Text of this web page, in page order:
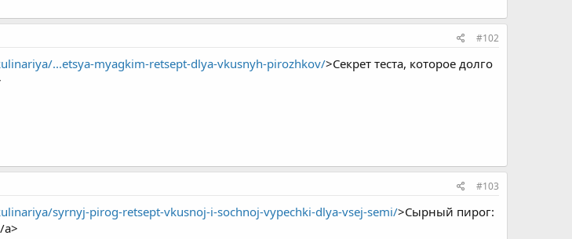
#102
...etsya-myagkim-retsept-dlya-vkusnyh-pirozhkov/>Секрет теста, которое долго
#103
syrnyj-pirog-retsept-vkusnoj-i-sochnoj-vypechki-dlya-vsej-semi/>Сырный пирог:
a>